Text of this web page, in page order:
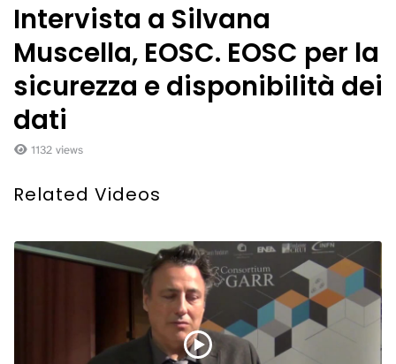
Intervista a Silvana
Muscella, EOSC. EOSC per la
sicurezza e disponibilità dei
dati
1132 views
Related Videos